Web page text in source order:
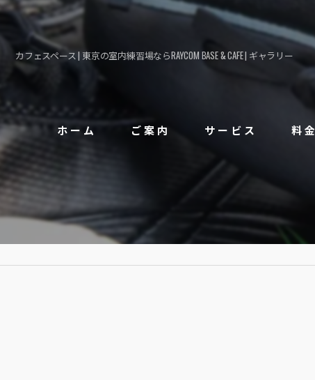
カフェスペース | 東京の室内練習場ならRAYCOM BASE & CAFE | ギャラリー
ホーム ご案内 サービス 料金